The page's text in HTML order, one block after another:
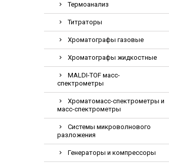
Термоанализ
Титраторы
Хроматографы газовые
Хроматографы жидкостные
MALDI-TOF масс-
спектрометры
Хроматомасс-спектрометры и
масс-спектрометры
Системы микроволнового
разложения
Генераторы и компрессоры